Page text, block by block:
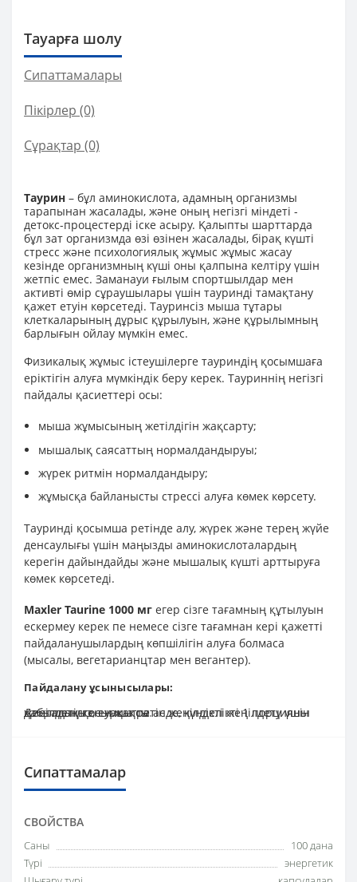
Тауарға шолу
Сипаттамалары
Пікірлер (0)
Сұрақтар (0)
Таурин – бұл аминокислота, адамның организмы
тарапынан жасалады, және оның негізгі міндеті -
детокс-процестерді іске асыру. Қалыпты шарттарда
бұл зат организмда өзі өзінен жасалады, бірақ күшті
стресс және психологиялық жұмыс жұмыс жасау
кезінде организмның күші оны қалпына келтіру үшін
жетпіс емес. Заманауи ғылым спортшылдар мен
активті өмір сұраушылары үшін тауринді тамақтану
қажет етуін көрсетеді. Тауринсіз мыша тұтары
клеткаларының дұрыс құрылуын, және құрылымның
барлығын ойлау мүмкін емес.
Физикалық жұмыс істеушілерге тауриндің қосымшаға
еріктігін алуға мүмкіндік беру керек. Тауриннің негізгі
пайдалы қасиеттері осы:
мыша жұмысының жетілдігін жақсарту;
мышалық саясаттың нормалдандыруы;
жүрек ритмін нормалдандыру;
жұмысқа байланысты стрессі алуға көмек көрсету.
Тауринді қосымша ретінде алу, жүрек және терең жүйе
денсаулығы үшін маңызды аминокислоталардың
керегін дайындайды және мышалық күшті арттыруға
көмек көрсетеді.
Maxler Taurine 1000 мг егер сізге тағамның құтылуын
ескермеу керек пе немесе сізге тағамнан кері қажетті
пайдаланушылардың көпшілігін алуға болмаса
(мысалы, вегетарианцтар мен вегантер).
Пайдалану ұсынысылары:
Диеталық қосымша ретінде, күнделікті 1 порцияны қабылдаңыз, ең жақсы ас жеңілдікті жеңілдету үшін жеңілдетілген уақытта.
Сипаттамалар
СВОЙСТВА
Саны
100 дана
Түрі
энергетик